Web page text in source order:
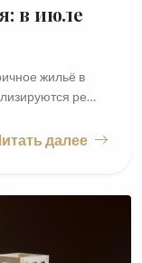
в июле
жильё в
ре…
далее